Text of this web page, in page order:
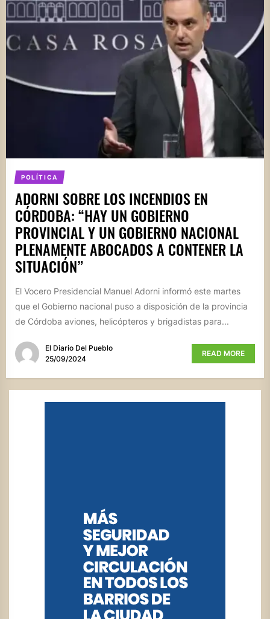
POLÍTICA
ADORNI SOBRE LOS INCENDIOS EN
CÓRDOBA: “HAY UN GOBIERNO
PROVINCIAL Y UN GOBIERNO NACIONAL
PLENAMENTE ABOCADOS A CONTENER LA
SITUACIÓN”
El Vocero Presidencial Manuel Adorni informó este martes
que el Gobierno nacional puso a disposición de la provincia
de Córdoba aviones, helicópteros y brigadistas para...
El Diario Del Pueblo
25/09/2024
READ MORE